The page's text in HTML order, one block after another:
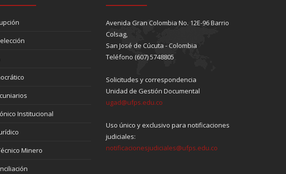
Institucional
Minero
Avenida Gran Colombia No. 12E-96 Barrio
Colsag,
San José de Cúcuta - Colombia
Teléfono (607) 5748805
Solicitudes y correspondencia
Unidad de Gestión Documental
ugad@ufps.edu.co
Uso único y exclusivo para notificaciones
judiciales:
notificacionesjudiciales@ufps.edu.co